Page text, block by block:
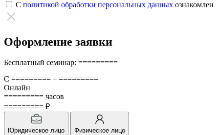
С политикой обработки персональных данных ознакомлен
Оформление заявки
Бесплатный семинар: =========
С ========= – =========
Онлайн
========= часов
========= ₽
Юридическое лицо Физическое лицо